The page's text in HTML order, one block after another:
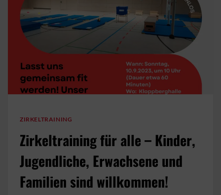
ZIRKELTRAINING
Zirkeltraining für alle – Kinder,
Jugendliche, Erwachsene und
Familien sind willkommen!